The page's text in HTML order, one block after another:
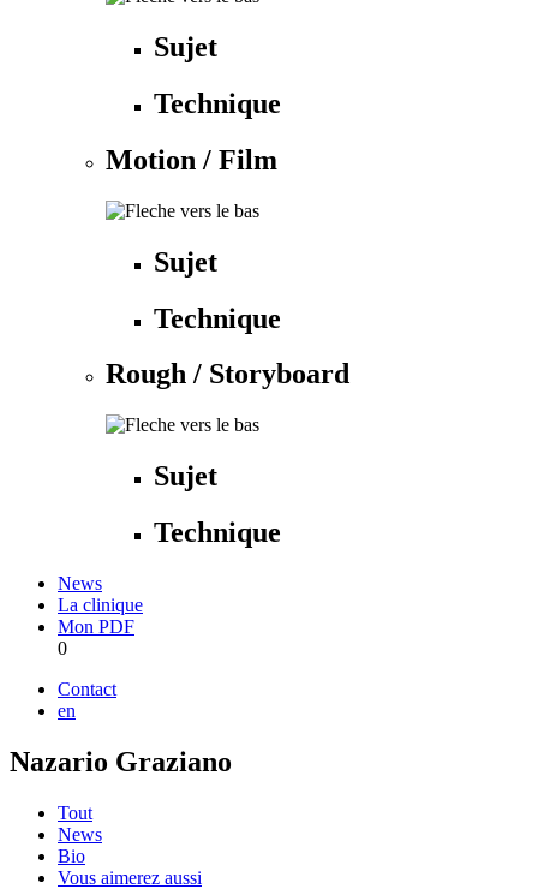
Sujet
Technique
Motion / Film
Sujet
Technique
Rough / Storyboard
Sujet
Technique
News
La clinique
Mon PDF
0
Contact
en
Nazario Graziano
Tout
News
Bio
Vous aimerez aussi